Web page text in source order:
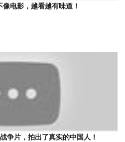
电影，越看越有味道！
争片，拍出了真实的中国人！